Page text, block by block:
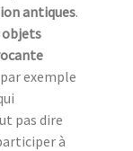
antiques.
objets
exemple
pas dire
à